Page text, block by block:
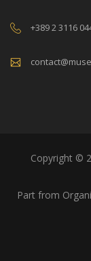
+389 2 3116
Copyright ©
Part from